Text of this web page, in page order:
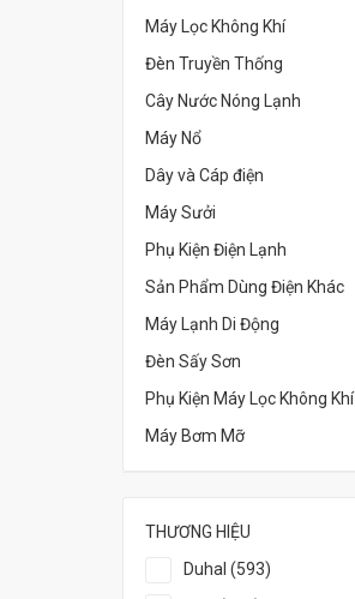
Máy Lọc Không Khí
Đèn Truyền Thống
Cây Nước Nóng Lạnh
Máy Nổ
Dây và Cáp điện
Máy Sưởi
Phụ Kiện Điện Lạnh
Sản Phẩm Dùng Điện Khác
Máy Lạnh Di Động
Đèn Sấy Sơn
Phụ Kiện Máy Lọc Không Khí
Máy Bơm Mỡ
THƯƠNG HIỆU
Duhal (593)